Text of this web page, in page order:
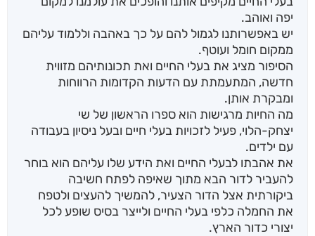
יפה ואוהב.
יש באפשרותנו לגמול להם על כך באהבה וללמוד עליהם
ממקום חומל ועוטף.
הסיפור מציג את בעלי החיים ואת תכונותיהם מזווית
חדשה, המתעמתת עם הדעות הקדומות הרווחות
ומבקרת אותן.
מה החיות מרגישות הוא ספרו הראשון של שי
יצחק-הלוי, פעיל לזכויות בעלי חיים ובעל ניסיון בעבודה
עם ילדים.
את אהבתו לבעלי החיים ואת הידע שלו עליהם הוא בוחר
להעביר לדור הבא מתוך שאיפה לפתח חשיבה
ביקורתית אצל הדור הצעיר, להמשיך להעצים ולטפח
את החמלה כלפי בעלי החיים ולייצר בסיס שופע לכל
יצורי כדור הארץ.